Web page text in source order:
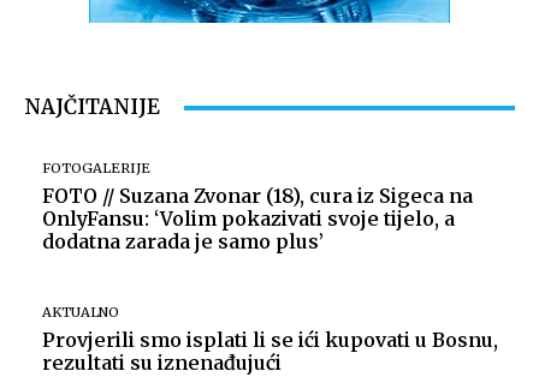
NAJČITANIJE
FOTOGALERIJE
FOTO // Suzana Zvonar (18), cura iz Sigeca na
OnlyFansu: ‘Volim pokazivati svoje tijelo, a
dodatna zarada je samo plus’
AKTUALNO
Provjerili smo isplati li se ići kupovati u Bosnu,
rezultati su iznenađujući